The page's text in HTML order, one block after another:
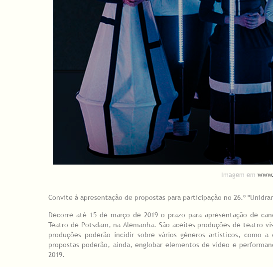
Imagem em
Convite à apresentação de propostas para participação no 26.º
Decorre até 15 de março de 2019 o prazo para apresentação de
Teatro de Potsdam, na Alemanha. São aceites produções de teatro
produções poderão incidir sobre vários géneros artísticos, como
propostas poderão, ainda, englobar elementos de vídeo e
2019.